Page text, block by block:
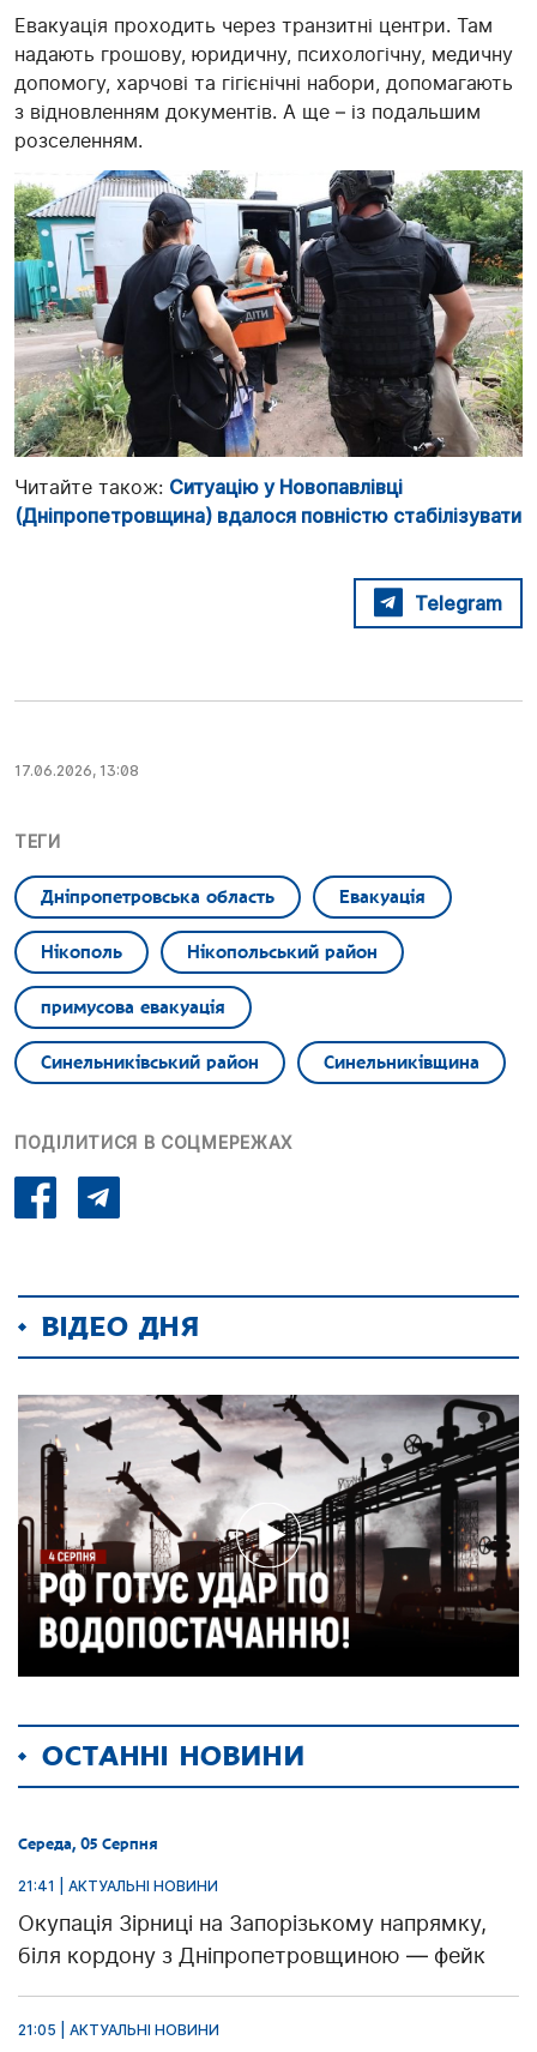
Евакуація проходить через транзитні центри. Там
надають грошову, юридичну, психологічну, медичну
допомогу, харчові та гігієнічні набори, допомагають
з відновленням документів. А ще – із подальшим
розселенням.
Читайте також: Ситуацію у Новопавлівці
(Дніпропетровщина) вдалося повністю стабілізувати
Telegram
17.06.2026, 13:08
ТЕГИ
Дніпропетровська область Евакуація
Нікополь Нікопольський район
примусова евакуація
Синельниківський район Синельниківщина
ПОДІЛИТИСЯ В СОЦМЕРЕЖАХ
ВІДЕО ДНЯ
ОСТАННІ НОВИНИ
Середа, 05 Серпня
21:41 | АКТУАЛЬНІ НОВИНИ
Окупація Зірниці на Запорізькому напрямку,
біля кордону з Дніпропетровщиною — фейк
21:05 | АКТУАЛЬНІ НОВИНИ